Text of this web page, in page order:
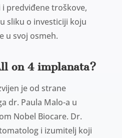
predviđene troškove,
sliku o investiciji koju
u svoj osmeh.
on 4 implanata?
je od strane
dr. Paula Malo-a u
Nobel Biocare. Dr.
i izumitelj koji